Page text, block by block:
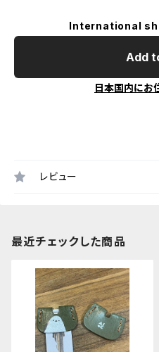
International
Add
日本国内にお
レビュー
最近チェックした商品